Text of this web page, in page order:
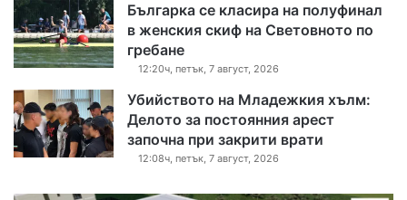
Българка се класира на полуфинал
в женския скиф на Световното по
гребане
12:20ч, петък, 7 август, 2026
Убийството на Младежкия хълм:
Делото за постоянния арест
започна при закрити врати
12:08ч, петък, 7 август, 2026